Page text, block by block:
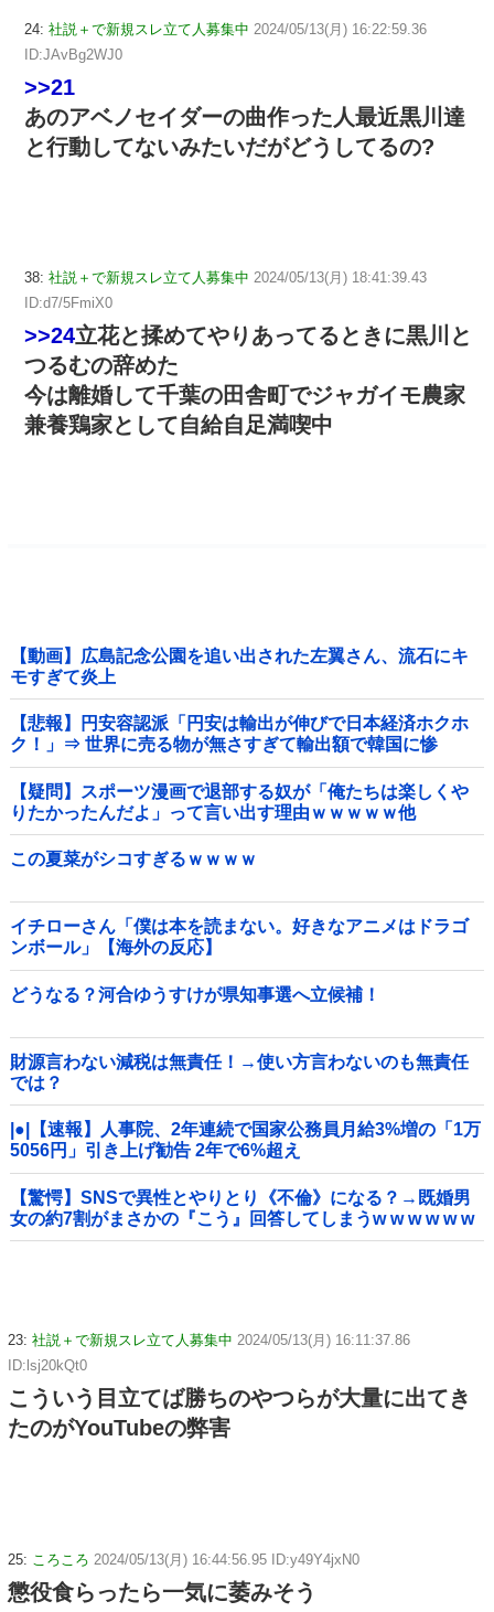
24: 社説＋で新規スレ立て人募集中 2024/05/13(月) 16:22:59.36
ID:JAvBg2WJ0
>>21
あのアベノセイダーの曲作った人最近黒川達
と行動してないみたいだがどうしてるの?
38: 社説＋で新規スレ立て人募集中 2024/05/13(月) 18:41:39.43
ID:d7/5FmiX0
>>24立花と揉めてやりあってるときに黒川と
つるむの辞めた
今は離婚して千葉の田舎町でジャガイモ農家
兼養鶏家として自給自足満喫中
【動画】広島記念公園を追い出された左翼さん、流石にキ
モすぎて炎上
【悲報】円安容認派「円安は輸出が伸びで日本経済ホクホ
ク！」⇒ 世界に売る物が無さすぎて輸出額で韓国に惨
敗・・・
【疑問】スポーツ漫画で退部する奴が「俺たちは楽しくや
りたかったんだよ」って言い出す理由ｗｗｗｗｗ他
この夏菜がシコすぎるｗｗｗｗ
イチローさん「僕は本を読まない。好きなアニメはドラゴ
ンボール」【海外の反応】
どうなる？河合ゆうすけが県知事選へ立候補！
財源言わない減税は無責任！→使い方言わないのも無責任
では？
|●|【速報】人事院、2年連続で国家公務員月給3%増の「1万
5056円」引き上げ勧告 2年で6%超え
【驚愕】SNSで異性とやりとり《不倫》になる？→既婚男
女の約7割がまさかの『こう』回答してしまうw w w w w w
w w
23: 社説＋で新規スレ立て人募集中 2024/05/13(月) 16:11:37.86
ID:lsj20kQt0
こういう目立てば勝ちのやつらが大量に出てき
たのがYouTubeの弊害
25: ころころ 2024/05/13(月) 16:44:56.95 ID:y49Y4jxN0
懲役食らったら一気に萎みそう